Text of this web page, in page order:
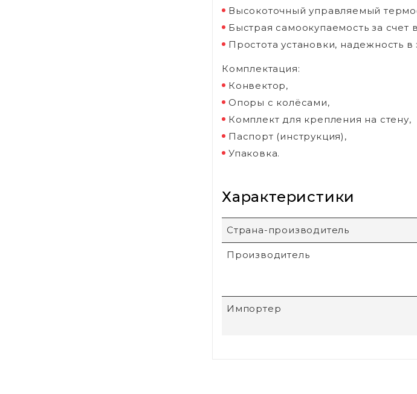
Высокоточный управляемый
Быстрая самоокупаемость за
Простота установки, надежность
Комплектация:
Конвектор,
Опоры с колёсами,
Комплект для крепления на стену,
Паспорт (инструкция),
Упаковка.
Характеристики
Страна-производитель
Производитель
Импортер